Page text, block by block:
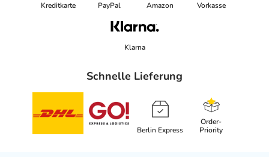
Kreditkarte PayPal Amazon Vorkasse
Klarna
Schnelle Lieferung
Berlin Express
Order-
Priority